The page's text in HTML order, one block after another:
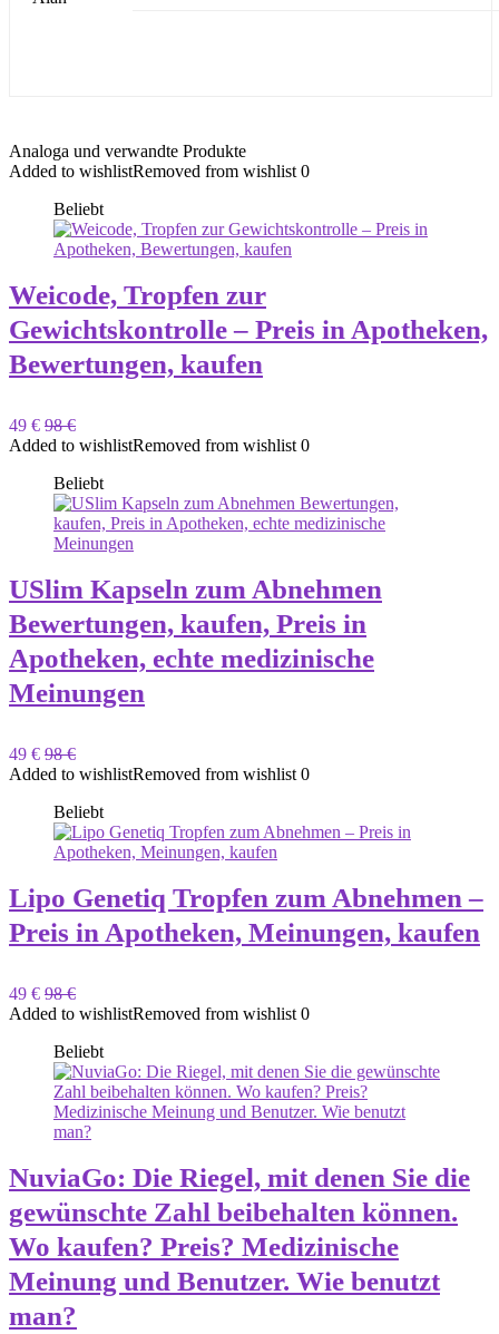
Analoga und verwandte Produkte
Added to wishlistRemoved from wishlist 0
Beliebt
Weicode, Tropfen zur
Gewichtskontrolle – Preis in Apotheken,
Bewertungen, kaufen
49 € 98 €
Added to wishlistRemoved from wishlist 0
Beliebt
USlim Kapseln zum Abnehmen
Bewertungen, kaufen, Preis in
Apotheken, echte medizinische
Meinungen
49 € 98 €
Added to wishlistRemoved from wishlist 0
Beliebt
Lipo Genetiq Tropfen zum Abnehmen –
Preis in Apotheken, Meinungen, kaufen
49 € 98 €
Added to wishlistRemoved from wishlist 0
Beliebt
NuviaGo: Die Riegel, mit denen Sie die
gewünschte Zahl beibehalten können.
Wo kaufen? Preis? Medizinische
Meinung und Benutzer. Wie benutzt
man?